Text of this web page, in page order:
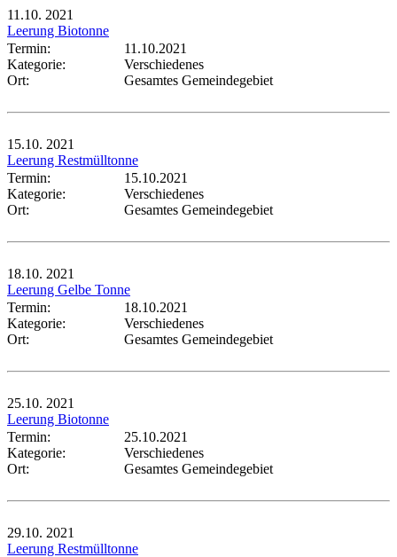
11.10. 2021
Leerung Biotonne
Termin:
11.10.2021
Kategorie:
Verschiedenes
Ort:
Gesamtes Gemeindegebiet
15.10. 2021
Leerung Restmülltonne
Termin:
15.10.2021
Kategorie:
Verschiedenes
Ort:
Gesamtes Gemeindegebiet
18.10. 2021
Leerung Gelbe Tonne
Termin:
18.10.2021
Kategorie:
Verschiedenes
Ort:
Gesamtes Gemeindegebiet
25.10. 2021
Leerung Biotonne
Termin:
25.10.2021
Kategorie:
Verschiedenes
Ort:
Gesamtes Gemeindegebiet
29.10. 2021
Leerung Restmülltonne